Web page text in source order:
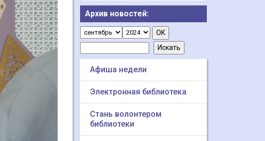
Архив новостей:
Афиша недели
Электронная библиотека
Стань волонтером
библиотеки